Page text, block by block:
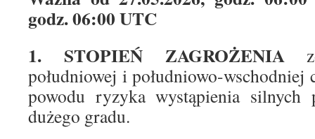
godz. 06:00 UTC
1. STOPIEŃ ZAGROŻENIA
południowej i południowo-wschodniej
powodu ryzyka wystąpienia
dużego gradu.